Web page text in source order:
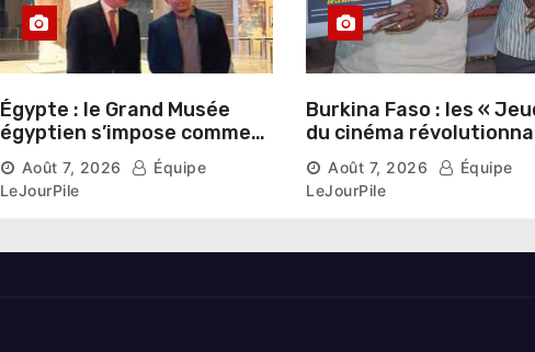
Égypte : le Grand Musée
égyptien s’impose comme
une vitrine du patrimoine
pharaonique auprès des
dirigeants étrangers
Août 7, 2026
Équipe
LeJourPile
Burkina Faso : les «
du cinéma
lancés au Mémorial
Sankara
Août 7, 2026
Équipe
LeJourPile